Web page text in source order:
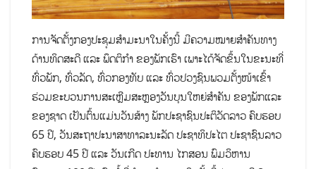
ການຈັດຕັ້ງກອງ​ປະຊຸມ​ສໍາ​ມະ​ນາ​ໃນ​ຄັ້ງ​ນີ້ ມີ​ຄວາມ​ໝາຍ​ສໍາຄັນ​​ທາງ​
ດ້ານ​ທິດ​ສະ​ດີ ​ແລະ ພຶດຕິ​ກໍາ ຂອງ​ພັກ​ເຮົາ ​ເພາະໄດ້ຈັດ​ຂຶ້ນ​​ໃນ​ຂະນະ​ທີ່​
ທົ່ວ​ພັກ, ທົ່ວ​ລັດ, ທົ່ວ​ກອງທັບ ​ແລະ ທົ່ວ​ປວງ​ຊົນ​ພວມ​ຕັ້ງໜ້າ​ເຂົ້າ​
ຮ່ວມຂະບວນການສະເຫຼີມສະຫຼອງວັນບຸນໃຫຍ່ສຳຄັນ ຂອງພັກ​ແລະ
ຂອງຊາດ ເປັນຕົ້ນແມ່ນວັນສ້າງ ພັກປະຊາຊົນປະຕິວັດລາວ ຄົບຮອບ
65 ປີ, ວັນສະຖາປະນາສາທາລະນະລັດ ປະຊາທິປະໄຕ ປະຊາຊົນລາວ
ຄົບຮອບ 45 ປີ ແລະ ວັນເກີດ ປະທານ ໄກສອນ ພົມວິຫານ